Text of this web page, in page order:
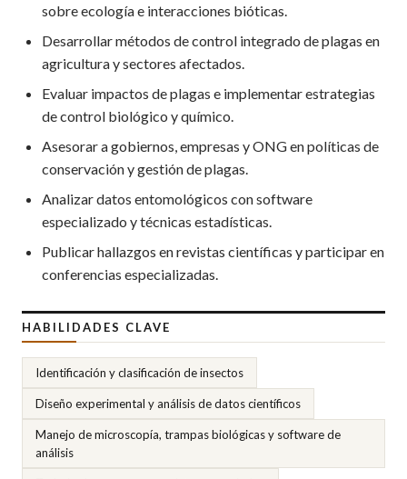
sobre ecología e interacciones bióticas.
Desarrollar métodos de control integrado de plagas en
agricultura y sectores afectados.
Evaluar impactos de plagas e implementar estrategias
de control biológico y químico.
Asesorar a gobiernos, empresas y ONG en políticas de
conservación y gestión de plagas.
Analizar datos entomológicos con software
especializado y técnicas estadísticas.
Publicar hallazgos en revistas científicas y participar en
conferencias especializadas.
HABILIDADES CLAVE
Identificación y clasificación de insectos
Diseño experimental y análisis de datos científicos
Manejo de microscopía, trampas biológicas y software de
análisis